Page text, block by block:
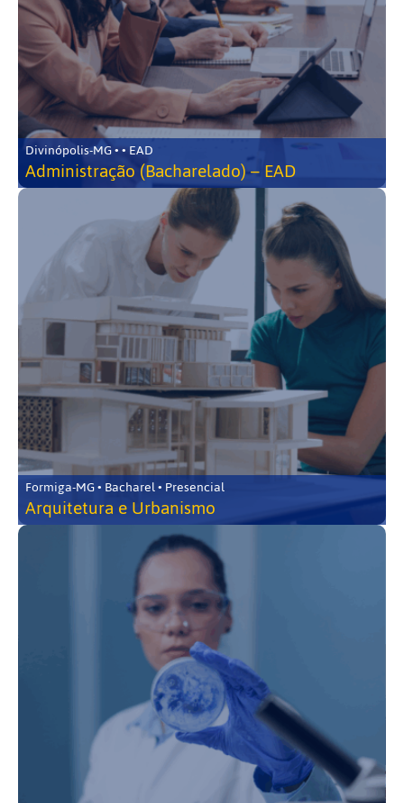
Divinópolis-MG • • EAD
Administração (Bacharelado) – EAD
Formiga-MG • Bacharel • Presencial
Arquitetura e Urbanismo